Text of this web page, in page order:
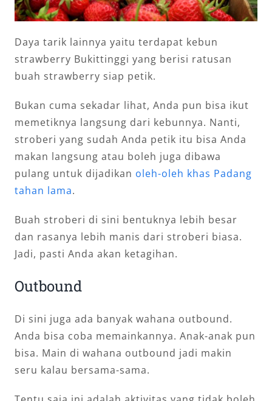
Daya tarik lainnya yaitu terdapat kebun
strawberry Bukittinggi yang berisi ratusan
buah strawberry siap petik.
Bukan cuma sekadar lihat, Anda pun bisa ikut
memetiknya langsung dari kebunnya. Nanti,
stroberi yang sudah Anda petik itu bisa Anda
makan langsung atau boleh juga dibawa
pulang untuk dijadikan oleh-oleh khas Padang
tahan lama.
Buah stroberi di sini bentuknya lebih besar
dan rasanya lebih manis dari stroberi biasa.
Jadi, pasti Anda akan ketagihan.
Outbound
Di sini juga ada banyak wahana outbound.
Anda bisa coba memainkannya. Anak-anak pun
bisa. Main di wahana outbound jadi makin
seru kalau bersama-sama.